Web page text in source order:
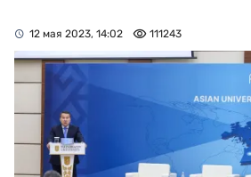
12 мая 2023, 14:02 111243